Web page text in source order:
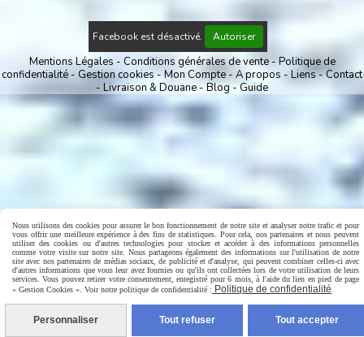
Facebook est désactivé. Autoriser
Mentions Légales Conditions générales de vente
Politique de
confidentialité
Gestion cookies Mon Compte A propos Liens Contact
Livraison & Douane
Blog Guide
Nous utilisons des cookies pour assurer le bon fonctionnement de notre site et analyser notre trafic et pour
vous offrir une meilleure expérience à des fins de statistiques. Pour cela, nos partenaires et nous peuvent
utiliser des cookies ou d'autres technologies pour stocker et accéder à des informations personnelles
comme votre visite sur notre site. Nous partageons également des informations sur l'utilisation de notre
site avec nos partenaires de médias sociaux, de publicité et d'analyse, qui peuvent combiner celles-ci avec
d'autres informations que vous leur avez fournies ou qu'ils ont collectées lors de votre utilisation de leurs
services. Vous pouvez retirer votre consentement, enregistré pour 6 mois, à l'aide du lien en pied de page
« Gestion Cookies ». Voir notre politique de confidentialité : Politique de confidentialité
Personnaliser Tout refuser Tout accepter